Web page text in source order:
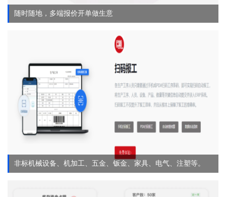
随时随地，多端报价开单做生意
非标机械设备、机加工、五金、钣金、家具、电气、注塑等。